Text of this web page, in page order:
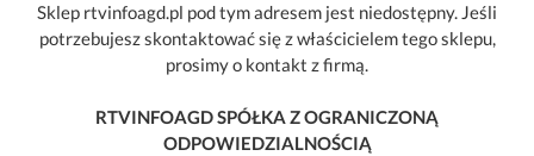
Sklep rtvinfoagd.pl pod tym adresem jest niedostępny. Jeśli
potrzebujesz skontaktować się z właścicielem tego sklepu,
prosimy o kontakt z firmą.
RTVINFOAGD SPÓŁKA Z OGRANICZONĄ
ODPOWIEDZIALNOŚCIĄ